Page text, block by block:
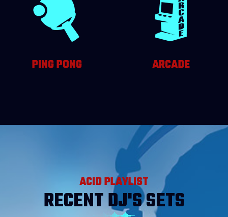
PING PONG ARCADE
ACID PLAYLIST
RECENT DJ'S SETS